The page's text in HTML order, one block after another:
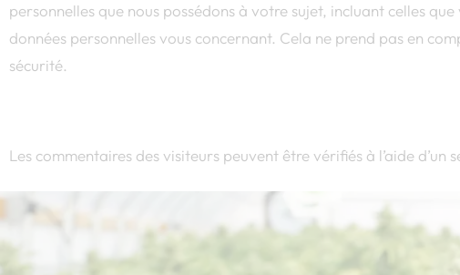
personnelles que nous possédons à votre sujet, incluant celles
données personnelles vous concernant. Cela ne prend pas en
sécurité.
Les commentaires des visiteurs peuvent être vérifiés à l’aide